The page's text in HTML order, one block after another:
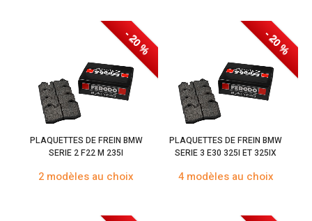
- 20 %
PLAQUETTES DE FREIN BMW
SERIE 2 F22 M 235I
2 modèles au choix
- 20 %
PLAQUETTES DE FREIN BMW
SERIE 3 E30 325I ET 325IX
4 modèles au choix